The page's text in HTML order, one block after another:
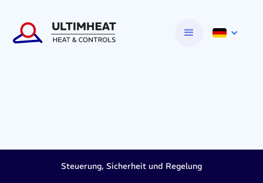
Steuerung, Sicherheit und Regelung